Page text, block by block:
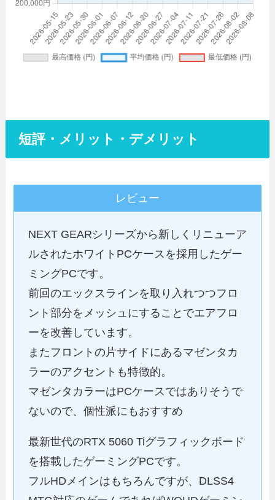
短評・メリット・デメリット
レビュー
NEXT GEARシリーズから新しくリニューア
ルされたホワイトPCケースを採用したゲー
ミングPCです。
前回のエックスラインを取り入れつつフロ
ント部分をメッシュにすることでエアフロ
ーを改善しています。
またフロントの片サイドにあるマゼンタカ
ラーのアクセントも特徴的。
マゼンタカラーはPCケースではありそうで
ないので、個性派にもおすすめ
最新世代のRTX 5060 Tiグラフィックボード
を搭載したゲーミングPCです。
フルHDメインはもちろんですが、DLSS4